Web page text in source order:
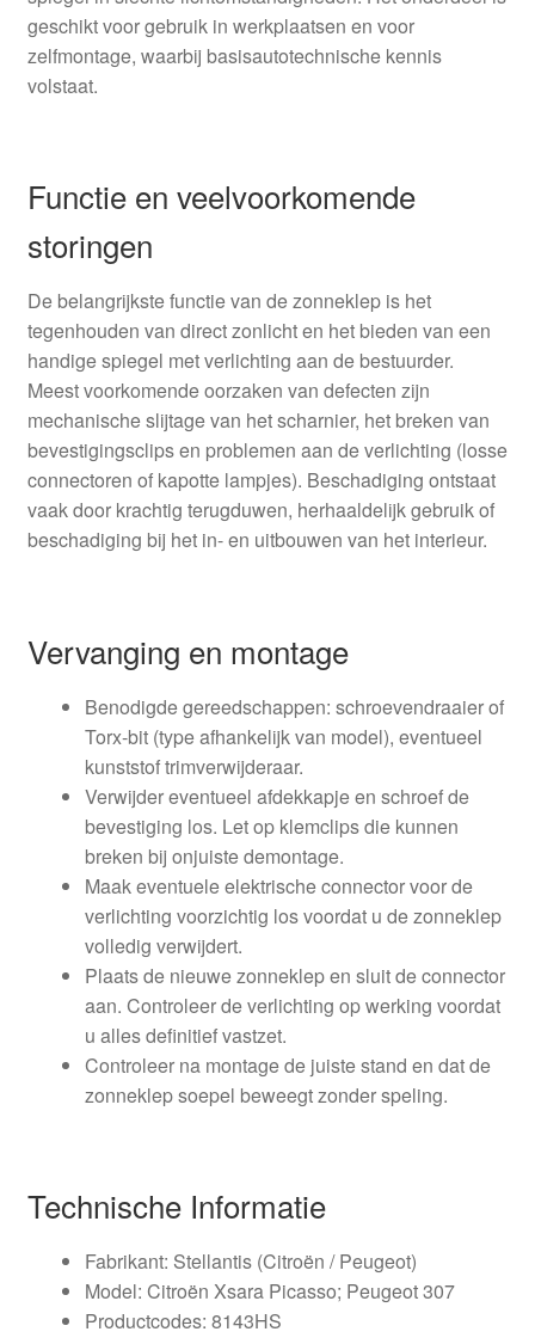
geschikt voor gebruik in werkplaatsen en voor
zelfmontage, waarbij basisautotechnische kennis
volstaat.
Functie en veelvoorkomende
storingen
De belangrijkste functie van de zonneklep is het
tegenhouden van direct zonlicht en het bieden van een
handige spiegel met verlichting aan de bestuurder.
Meest voorkomende oorzaken van defecten zijn
mechanische slijtage van het scharnier, het breken van
bevestigingsclips en problemen aan de verlichting (losse
connectoren of kapotte lampjes). Beschadiging ontstaat
vaak door krachtig terugduwen, herhaaldelijk gebruik of
beschadiging bij het in- en uitbouwen van het interieur.
Vervanging en montage
Benodigde gereedschappen: schroevendraaier of
Torx-bit (type afhankelijk van model), eventueel
kunststof trimverwijderaar.
Verwijder eventueel afdekkapje en schroef de
bevestiging los. Let op klemclips die kunnen
breken bij onjuiste demontage.
Maak eventuele elektrische connector voor de
verlichting voorzichtig los voordat u de zonneklep
volledig verwijdert.
Plaats de nieuwe zonneklep en sluit de connector
aan. Controleer de verlichting op werking voordat
u alles definitief vastzet.
Controleer na montage de juiste stand en dat de
zonneklep soepel beweegt zonder speling.
Technische Informatie
Fabrikant: Stellantis (Citroën / Peugeot)
Model: Citroën Xsara Picasso; Peugeot 307
Productcodes: 8143HS